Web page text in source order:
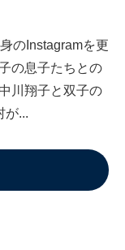
のInstagramを更
の息子たちとの
川翔子と双子の
が...